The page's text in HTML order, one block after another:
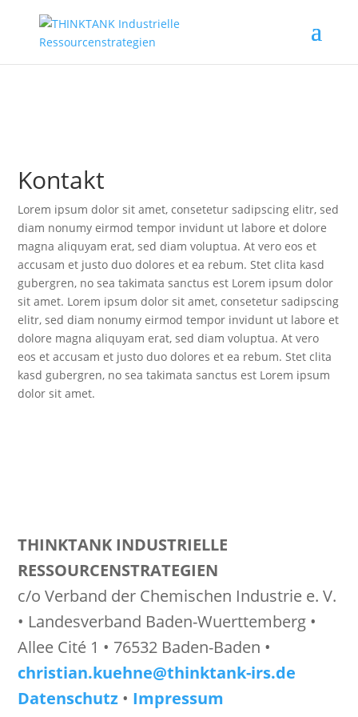
Kontakt
Lorem ipsum dolor sit amet, consetetur sadipscing elitr, sed
diam nonumy eirmod tempor invidunt ut labore et dolore
magna aliquyam erat, sed diam voluptua. At vero eos et
accusam et justo duo dolores et ea rebum. Stet clita kasd
gubergren, no sea takimata sanctus est Lorem ipsum dolor
sit amet. Lorem ipsum dolor sit amet, consetetur sadipscing
elitr, sed diam nonumy eirmod tempor invidunt ut labore et
dolore magna aliquyam erat, sed diam voluptua. At vero
eos et accusam et justo duo dolores et ea rebum. Stet clita
kasd gubergren, no sea takimata sanctus est Lorem ipsum
dolor sit amet.
THINKTANK INDUSTRIELLE
RESSOURCENSTRATEGIEN
c/o Verband der Chemischen Industrie e. V.
• Landesverband Baden-Wuerttemberg •
Allee Cité 1 • 76532 Baden-Baden •
christian.kuehne@thinktank-irs.de
Datenschutz • Impressum